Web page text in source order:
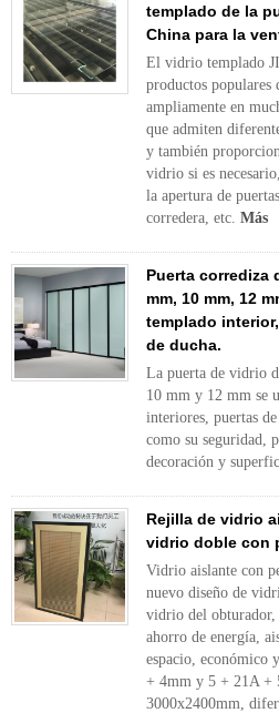
templado de la
China para la
El vidrio templado
productos populares
ampliamente en
que admiten
y también
vidrio si es
la apertura de
corredera, etc. Más
Puerta corrediza
mm, 10 mm, 12
templado
de ducha.
La puerta de vidrio
10 mm y 12 mm se
interiores, puertas
como su seguridad,
decoración y
Rejilla de vidrio
vidrio doble con
Vidrio aislante con
nuevo diseño de
vidrio del obturador,
ahorro de energía,
espacio, económico
+ 4mm y 5 + 21A +
3000x2400mm,